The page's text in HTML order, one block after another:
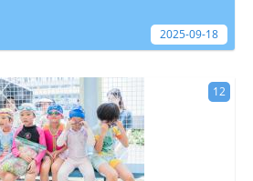
2025-09-18
12